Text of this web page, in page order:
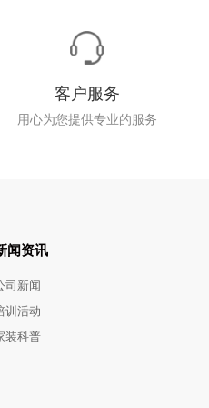
客户服务
用心为您提供专业的服务
闻资讯
司新闻
训活动
装科普